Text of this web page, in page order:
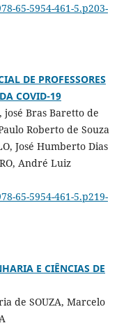
65-5954-461-5.p203-
DE PROFESSORES
COVID-19
josé Bras Baretto de
Roberto de Souza
José Humberto Dias
André Luiz
65-5954-461-5.p219-
E CIÊNCIAS DE
de SOUZA, Marcelo